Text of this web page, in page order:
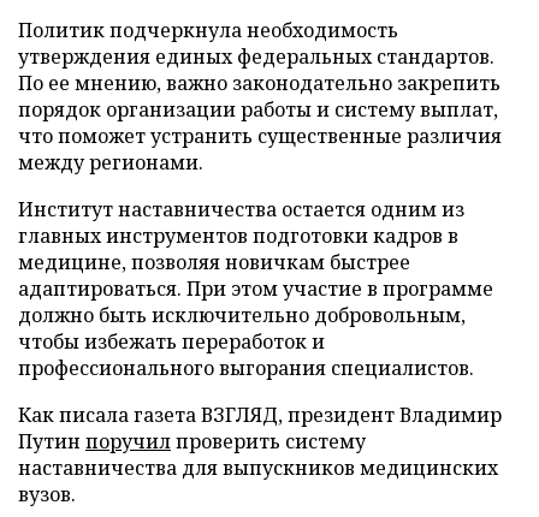
Политик подчеркнула необходимость
утверждения единых федеральных стандартов.
По ее мнению, важно законодательно закрепить
порядок организации работы и систему выплат,
что поможет устранить существенные различия
между регионами.
Институт наставничества остается одним из
главных инструментов подготовки кадров в
медицине, позволяя новичкам быстрее
адаптироваться. При этом участие в программе
должно быть исключительно добровольным,
чтобы избежать переработок и
профессионального выгорания специалистов.
Как писала газета ВЗГЛЯД, президент Владимир
Путин поручилпроверить систему
наставничества для выпускников медицинских
вузов.